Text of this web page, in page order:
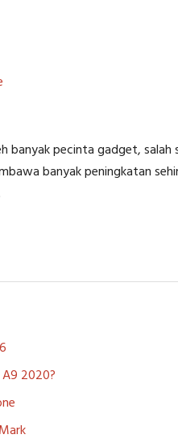
banyak pecinta gadget, salah
banyak peningkatan
2020?